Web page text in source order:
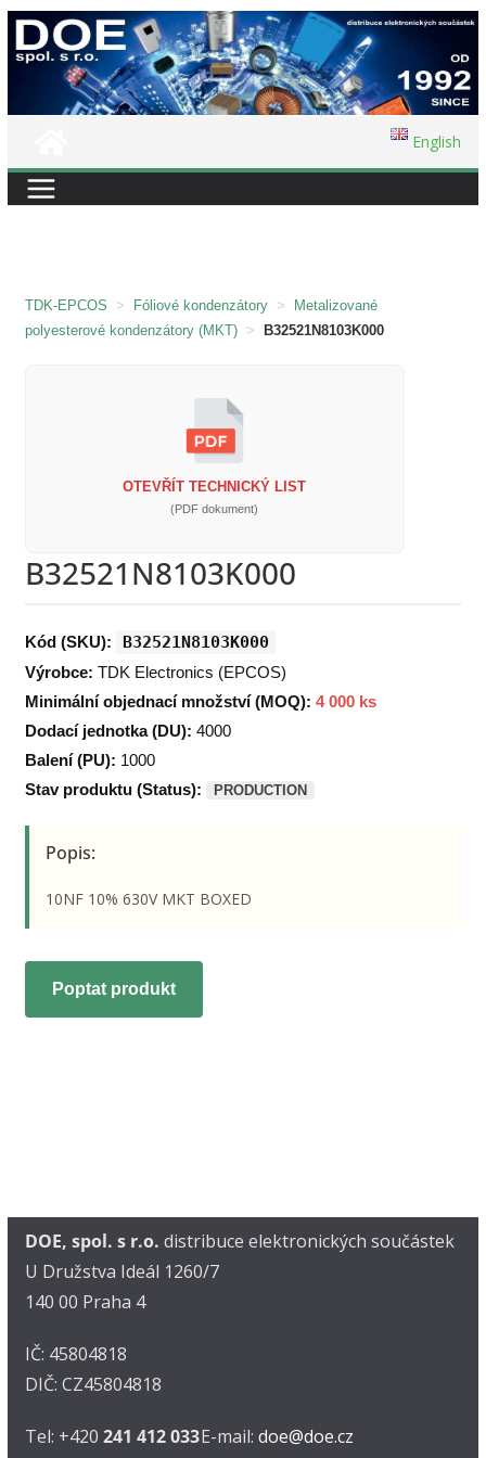
Přeskočit
na
English
TDK-EPCOS > Fóliové kondenzátory >
Metalizované
polyesterové kondenzátory (MKT) > B32521N8103K000
OTEVŘÍT TECHNICKÝ LIST
(PDF dokument)
B32521N8103K000
Kód (SKU): B32521N8103K000
Výrobce: TDK Electronics (EPCOS)
Minimální objednací množství (MOQ): 4 000 ks
Dodací jednotka (DU): 4000
Balení (PU): 1000
Stav produktu (Status):
PRODUCTION
Popis:
10NF 10% 630V MKT BOXED
Poptat produkt
DOE, spol. s r.o. distribuce elektronických součástek
U Družstva Ideál 1260/7
140 00 Praha 4
IČ: 45804818
DIČ: CZ45804818
Tel: +420 241 412 033E-mail: doe@doe.cz